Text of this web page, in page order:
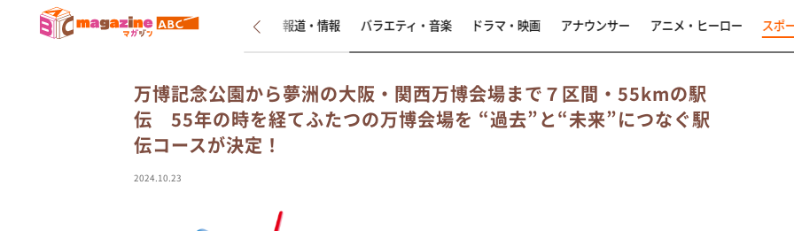
新着 インタビュー 報道・情報 バラエティ・音楽 ドラマ・映画 アナウンサー アニメ・ヒーロー スポ
万博記念公園から夢洲の大阪・関西万博会場まで７区間・55kmの駅
伝 55年の時を経てふたつの万博会場を “過去”と“未来”につなぐ駅
伝コースが決定！
2024.10.23